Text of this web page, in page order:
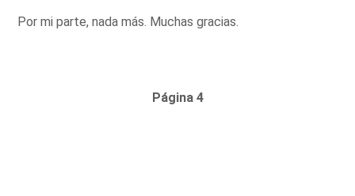
Por mi parte, nada más. Muchas gracias.
Página 4